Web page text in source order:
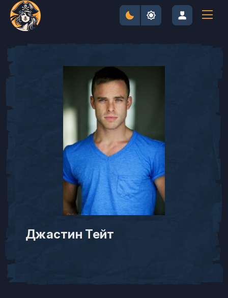
Джастин Тейт